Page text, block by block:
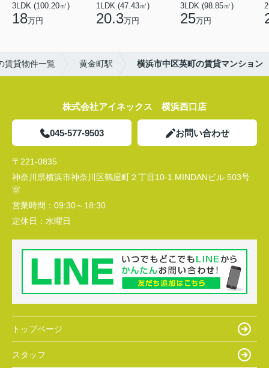
3LDK (100.20㎡)
18万円
1LDK (47.43㎡)
20.3万円
3LDK (98.85㎡)
25万円
賃貸物件一覧 黄金町駅 横浜市中区英町の賃貸マンション
株式会社アイネックス 横浜西口店
045-577-9503 お問い合わせ
〒221-0835
神奈川県横浜市神奈川区鶴屋町２丁目10-1 MINDANビル 503号
室
営業時間： 09:30～18:30
定休日： 水曜日
トップページ
スタッフ